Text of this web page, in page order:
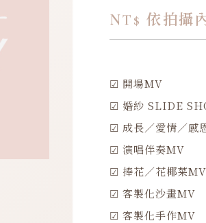
NT$ 依拍攝
☑ 開場MV
☑ 婚紗 SLIDE
☑ 成長／愛情／感
☑ 演唱伴奏MV
☑ 捧花／花椰菜MV
☑ 客製化沙畫MV
☑ 客製化手作MV